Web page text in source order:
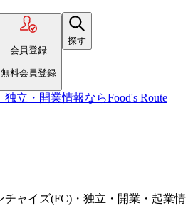
会員登録
無料会員登録
探す
立・開業情報ならFood's Route
チャイズ(FC)・独立・開業・起業情